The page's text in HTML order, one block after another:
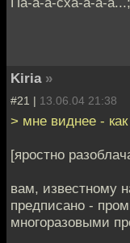
Kiria »
#21 | 13.06.04 21:38
> мне виднее -
[яростно
вам, известному
предписано -
многоразовыми